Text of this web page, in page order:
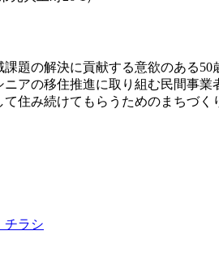
題の解決に貢献する意欲のある
アの移住推進に取り組む民間事
住み続けてもらうためのまちづく
ラシ